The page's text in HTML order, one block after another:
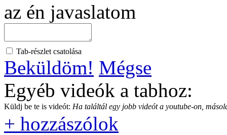
az én javaslatom
Tab-részlet csatolása
Beküldöm! Mégse
Egyéb videók a tabhoz:
Küldj be te is videót: Ha találtál egy jobb videót a youtube-on,
+ hozzászólok